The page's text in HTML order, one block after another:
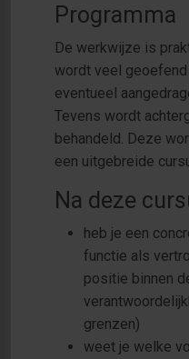
Programma
De werkwijze is
wordt veel
eventueel
Tevens wordt
behandeld. Deze
een uitgebreide
Na deze
heb je een
functie als
positie binnen
grenzen)
weet je welke